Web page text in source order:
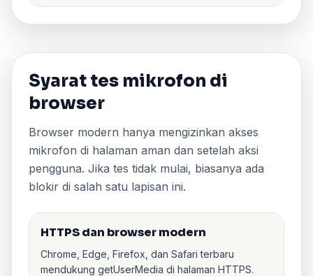
Syarat tes mikrofon di
browser
Browser modern hanya mengizinkan akses
mikrofon di halaman aman dan setelah aksi
pengguna. Jika tes tidak mulai, biasanya ada
blokir di salah satu lapisan ini.
HTTPS dan browser modern
Chrome, Edge, Firefox, dan Safari terbaru
mendukung getUserMedia di halaman HTTPS.